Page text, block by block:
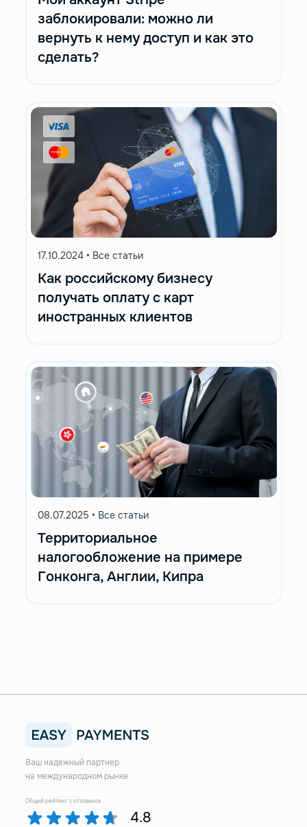
заблокировали: можно ли
вернуть к нему доступ и как это
сделать?
17.10.2024 • Все статьи
Как российскому бизнесу
получать оплату с карт
иностранных клиентов
08.07.2025 • Все статьи
Территориальное
налогообложение на примере
Гонконга, Англии, Кипра
Ваш надежный партнер
на международном рынке
Общий рейтинг с отзовиков
4.8